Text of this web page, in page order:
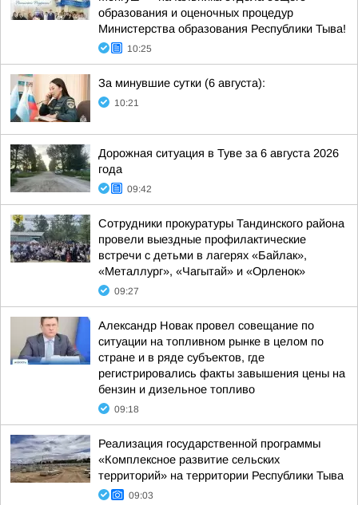
образования и оценочных процедур
Министерства образования Республики Тыва!
10:25
За минувшие сутки (6 августа):
10:21
Дорожная ситуация в Туве за 6 августа 2026
года
09:42
Сотрудники прокуратуры Тандинского района
провели выездные профилактические
встречи с детьми в лагерях «Байлак»,
«Металлург», «Чагытай» и «Орленок»
09:27
Александр Новак провел совещание по
ситуации на топливном рынке в целом по
стране и в ряде субъектов, где
регистрировались факты завышения цены на
бензин и дизельное топливо
09:18
Реализация государственной программы
«Комплексное развитие сельских
территорий» на территории Республики Тыва
09:03